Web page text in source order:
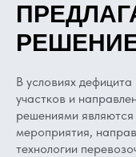
В условиях
участков и
решениями являются
мероприятия,
технологии